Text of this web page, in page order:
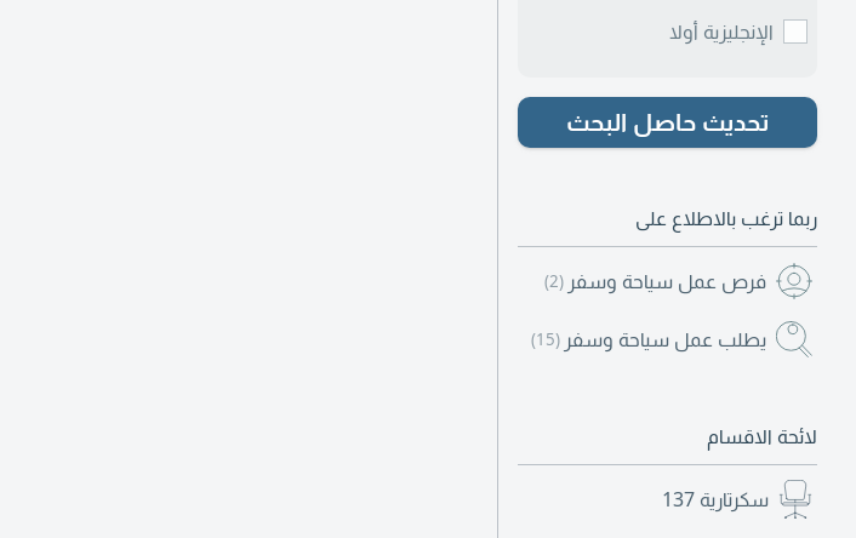
الإنجليزية أولا
تحديث حاصل البحث
ربما ترغب بالاطلاع على
فرص عمل سياحة وسفر (2)
يطلب عمل سياحة وسفر (15)
لائحة الاقسام
سكرتارية 137